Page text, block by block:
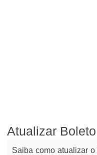
Atualizar
Saiba como atualizar